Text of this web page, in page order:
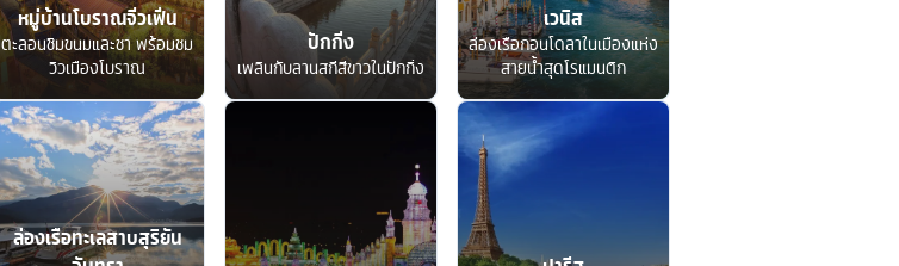
หมู่บ้านโบราณจิ่วเฟิ่น
ตะลอนชิมขนมและชา พร้อมชม
วิวเมืองโบราณ
ล่องเรือทะเลสาบสุริยัน
ปักกิ่ง
เพลินกับลานสกีสีขาวในปักกิ่ง
เวนิส
ล่องเรือกอนโดลาในเมืองแห่ง
สายน้ำสุดโรแมนติก